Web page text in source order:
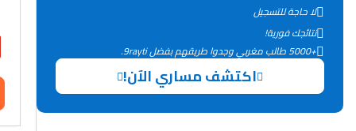
لا حاجة للتسجيل
نتائجك فورية!
+5000 طالب مغربي وجدوا طريقهم بفضل 9rayti.
اكتشف مساري الآن!